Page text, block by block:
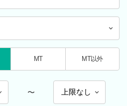
MT MT以外
〜